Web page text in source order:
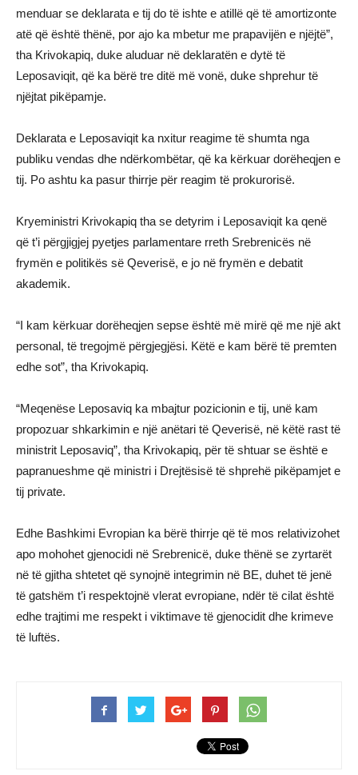
menduar se deklarata e tij do të ishte e atillë që të amortizonte
atë që është thënë, por ajo ka mbetur me prapavijën e njëjtë”,
tha Krivokapiq, duke aluduar në deklaratën e dytë të
Leposaviqit, që ka bërë tre ditë më vonë, duke shprehur të
njëjtat pikëpamje.
Deklarata e Leposaviqit ka nxitur reagime të shumta nga
publiku vendas dhe ndërkombëtar, që ka kërkuar dorëheqjen e
tij. Po ashtu ka pasur thirrje për reagim të prokurorisë.
Kryeministri Krivokapiq tha se detyrim i Leposaviqit ka qenë
që t’i përgjigjej pyetjes parlamentare rreth Srebrenicës në
frymën e politikës së Qeverisë, e jo në frymën e debatit
akademik.
“I kam kërkuar dorëheqjen sepse është më mirë që me një akt
personal, të tregojmë përgjegjësi. Këtë e kam bërë të premten
edhe sot”, tha Krivokapiq.
“Meqenëse Leposaviq ka mbajtur pozicionin e tij, unë kam
propozuar shkarkimin e një anëtari të Qeverisë, në këtë rast të
ministrit Leposaviq”, tha Krivokapiq, për të shtuar se është e
papranueshme që ministri i Drejtësisë të shprehë pikëpamjet e
tij private.
Edhe Bashkimi Evropian ka bërë thirrje që të mos relativizohet
apo mohohet gjenocidi në Srebrenicë, duke thënë se zyrtarët
në të gjitha shtetet që synojnë integrimin në BE, duhet të jenë
të gatshëm t’i respektojnë vlerat evropiane, ndër të cilat është
edhe trajtimi me respekt i viktimave të gjenocidit dhe krimeve
të luftës.